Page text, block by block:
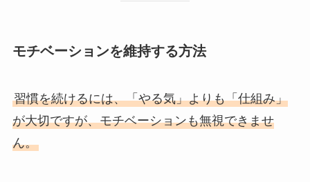
モチベーションを維持する方法
習慣を続けるには、「やる気」よりも「仕組み」
が大切ですが、モチベーションも無視できませ
ん。